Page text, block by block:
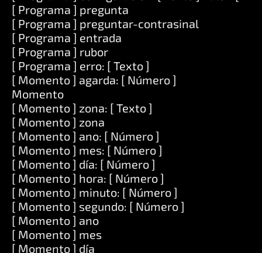
[ Programa ] pregunta
[ Programa ] preguntar-contrasinal
[ Programa ] entrada
[ Programa ] rubor
[ Programa ] erro: [ Texto ]
[ Momento ] agarda: [ Número ]
Momento
[ Momento ] zona: [ Texto ]
[ Momento ] zona
[ Momento ] ano: [ Número ]
[ Momento ] mes: [ Número ]
[ Momento ] día: [ Número ]
[ Momento ] hora: [ Número ]
[ Momento ] minuto: [ Número ]
[ Momento ] segundo: [ Número ]
[ Momento ] ano
[ Momento ] mes
[ Momento ] día